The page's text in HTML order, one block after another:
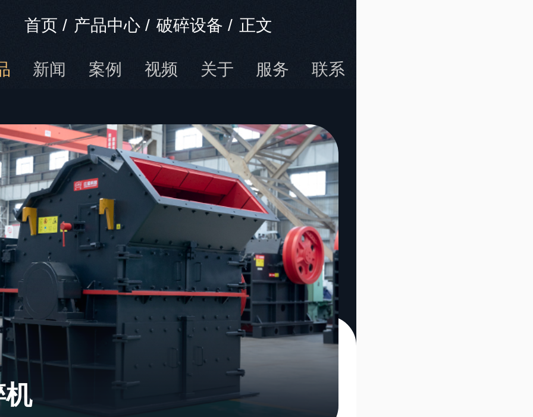
首页 / 产品中心/ 破碎设备 / 正文
新闻 案例 视频 关于 服务 联系
机